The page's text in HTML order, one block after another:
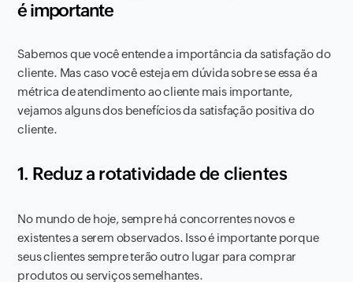
é importante
Sabemos que você entende a importância da satisfação do
cliente. Mas caso você esteja em dúvida sobre se essa é a
métrica de atendimento ao cliente mais importante,
vejamos alguns dos benefícios da satisfação positiva do
cliente.
1. Reduz a rotatividade de clientes
No mundo de hoje, sempre há concorrentes novos e
existentes a serem observados. Isso é importante porque
seus clientes sempre terão outro lugar para comprar
produtos ou serviços semelhantes.